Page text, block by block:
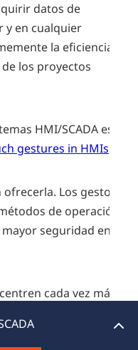
datos de
y en cualquier
la eficiencia,
los proyectos
HMI/SCADA es
gestures in HMIs
Los gestos
de operación,
mayor seguridad en
cada vez más
un papel integral en